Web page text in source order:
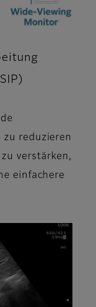
reduzieren
verstärken,
einfachere